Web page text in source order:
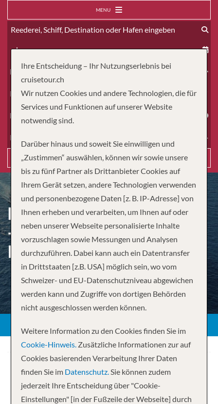
MENU
ab
Erwachsene
Kinder
Dauer
Reiseart
Suchen
DEM WINTER ENTFLIEHEN
– SONNE TANKEN AUF DEN
KANAREN
ZURÜCK
Ihre Entscheidung – Ihr Nutzungserlebnis bei
cruisetour.ch
Wir nutzen Cookies und andere Technologien, die für
Services und Funktionen auf unserer Website
notwendig sind.
Darüber hinaus und soweit Sie einwilligen und
„Zustimmen“ auswählen, können wir sowie unsere
bis zu fünf Partner als Drittanbieter Cookies auf
Ihrem Gerät setzen, andere Technologien verwenden
und personenbezogene Daten [z. B. IP-Adresse] von
Ihnen erheben und verarbeiten, um Ihnen auf oder
neben unserer Webseite personalisierte Inhalte
vorzuschlagen sowie Messungen und Analysen
durchzuführen. Dabei kann auch ein Datentransfer
in Drittstaaten [z.B. USA] möglich sein, wo vom
Schweizer- und EU-Datenschutzniveau abgewichen
werden kann und Zugriffe von dortigen Behörden
nicht ausgeschlossen werden können.
Weitere Information zu den Cookies finden Sie im
Cookie-Hinweis. Zusätzliche Informationen zur auf
Cookies basierenden Verarbeitung Ihrer Daten
finden Sie im Datenschutz.Sie können zudem
jederzeit Ihre Entscheidung über "Cookie-
Einstellungen" [in der Fußzeile der Webseite] durch